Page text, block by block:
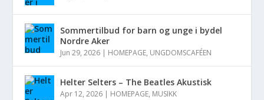
Sommertilbud for barn og unge i bydel
Nordre Aker
Jun 29, 2026 | HOMEPAGE, UNGDOMSCAFÉEN
Helter Selters – The Beatles Akustisk
Apr 12, 2026 | HOMEPAGE, MUSIKK